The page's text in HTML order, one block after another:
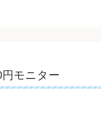
モニター